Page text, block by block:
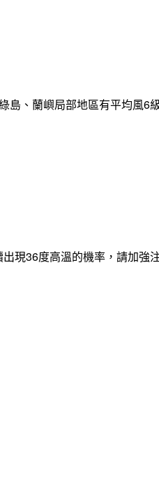
、蘭嶼局部地區有平均風6
現36度高溫的機率，請加強